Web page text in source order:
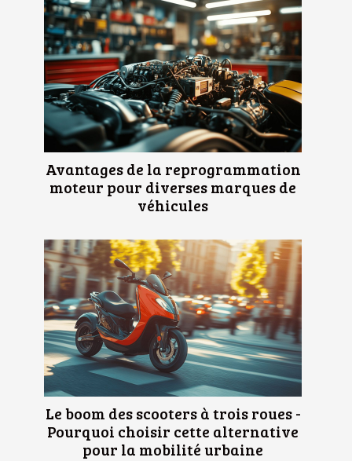
Avantages de la reprogrammation
moteur pour diverses marques de
véhicules
Le boom des scooters à trois roues -
Pourquoi choisir cette alternative
pour la mobilité urbaine